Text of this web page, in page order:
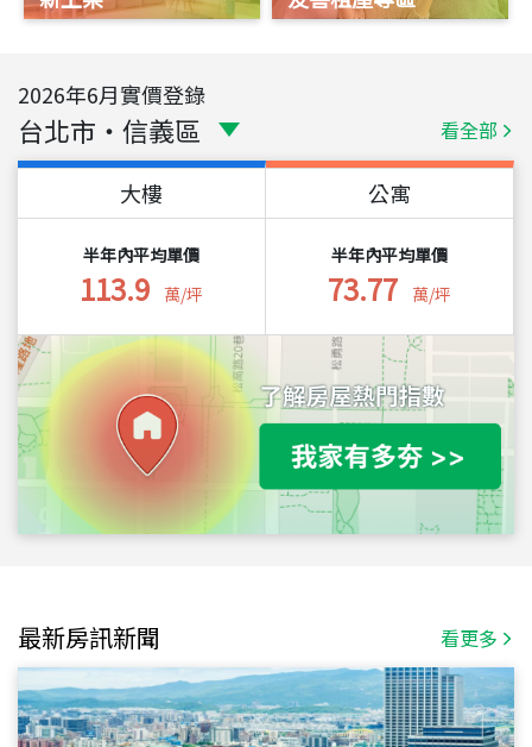
2026年6月實價登錄
台北市 ・ 信義區 看全部
大樓
半年內平均單價
113.9 萬/坪
公寓
半年內平均單價
73.77 萬/坪
最新房訊新聞 看更多